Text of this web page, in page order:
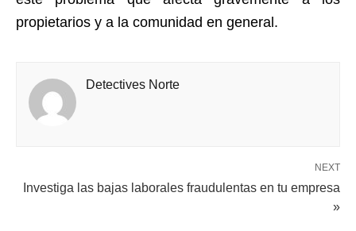
propietarios y a la comunidad en general.
Detectives Norte
NEXT
Investiga las bajas laborales fraudulentas en tu empresa
»